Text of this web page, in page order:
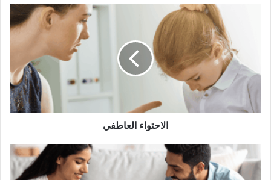
الوعي الذي يُتعب في البداية… ويُريح لاحقًا
الاحتواء
العاطفي
الاحتواء العاطفي
الخطوة
السحرية
في